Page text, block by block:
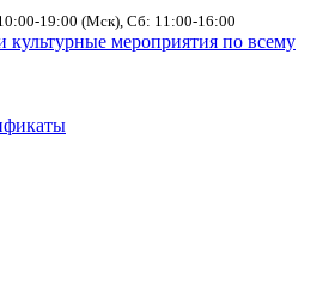
19:00 (Мск), Сб: 11:00-16:00
мероприятия по всему